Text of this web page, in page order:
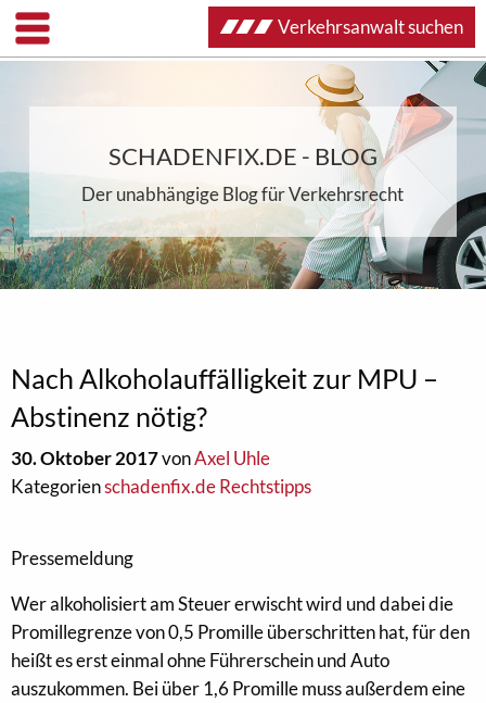
SCHADENFIX.DE - BLOG
Der unabhängige Blog für Verkehrsrecht
Nach Alkoholauffälligkeit zur MPU –
Abstinenz nötig?
30. Oktober 2017vonAxel Uhle
Kategorienschadenfix.de Rechtstipps
Pressemeldung
Wer alkoholisiert am Steuer erwischt wird und dabei die
Promillegrenze von 0,5 Promille überschritten hat, für den
heißt es erst einmal ohne Führerschein und Auto
auszukommen. Bei über 1,6 Promille muss außerdem eine
Verkehrsanwalt suchen